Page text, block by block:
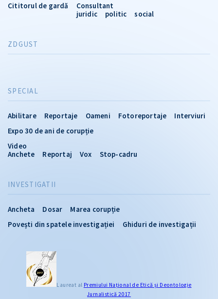
INVESTIGATII
Ancheta Dosar
Marea corupție
Povești din spatele investigației
Ghiduri de investigații
SPECIAL
Abilitare Reportaje Oameni Fotoreportaje
Interviuri
Expo 30 de ani de corupție
Video
Anchete
Reportaj Vox Stop-cadru
Cititorul de gardă
Consultant
juridic
politic social
ZDGUST
Laureat al Premiului Naţional de Etică și Deontologie
Jurnalistică 2017